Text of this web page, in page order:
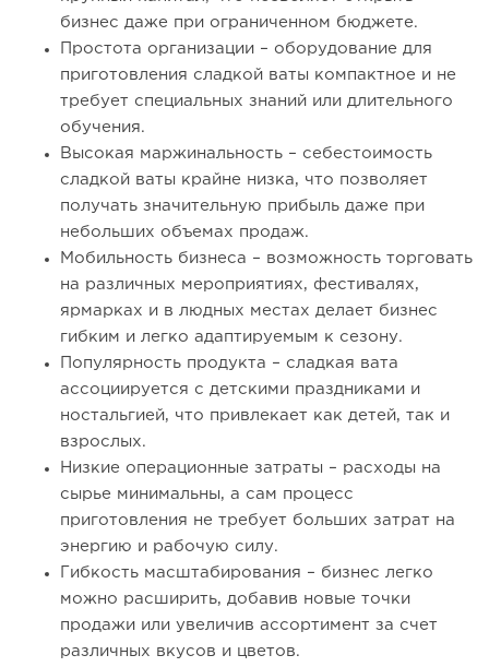
бизнес даже при ограниченном бюджете.
Простота организации – оборудование для
приготовления сладкой ваты компактное и не
требует специальных знаний или длительного
обучения.
Высокая маржинальность – себестоимость
сладкой ваты крайне низка, что позволяет
получать значительную прибыль даже при
небольших объемах продаж.
Мобильность бизнеса – возможность торговать
на различных мероприятиях, фестивалях,
ярмарках и в людных местах делает бизнес
гибким и легко адаптируемым к сезону.
Популярность продукта – сладкая вата
ассоциируется с детскими праздниками и
ностальгией, что привлекает как детей, так и
взрослых.
Низкие операционные затраты – расходы на
сырье минимальны, а сам процесс
приготовления не требует больших затрат на
энергию и рабочую силу.
Гибкость масштабирования – бизнес легко
можно расширить, добавив новые точки
продажи или увеличив ассортимент за счет
различных вкусов и цветов.